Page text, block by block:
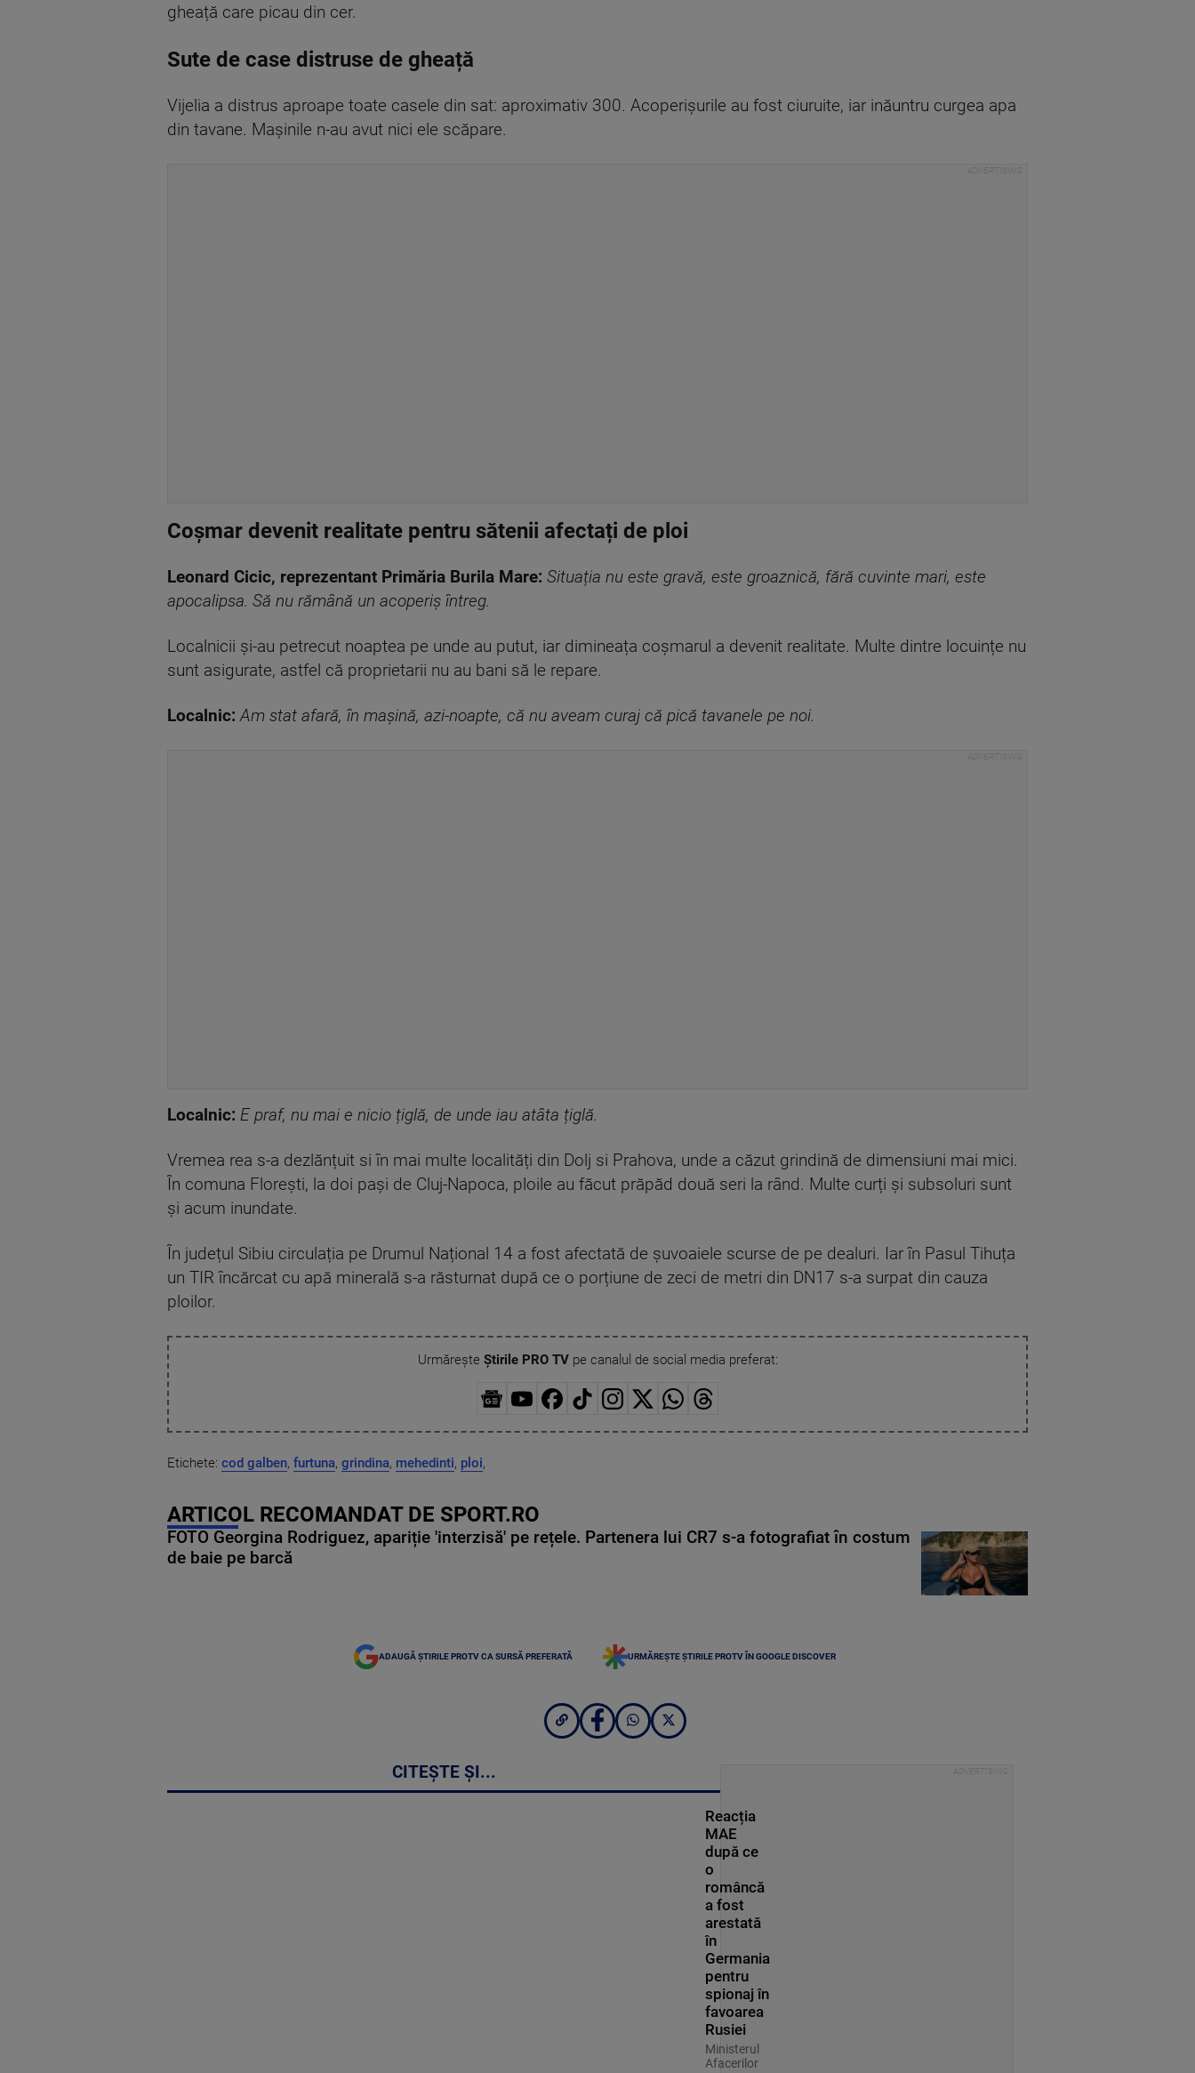
gheață care picau din cer.
Sute de case distruse de gheață
Vijelia a distrus aproape toate casele din sat: aproximativ 300. Acoperișurile au fost ciuruite, iar inăuntru curgea apa
din tavane. Mașinile n-au avut nici ele scăpare.
Coșmar devenit realitate pentru sătenii afectați de ploi
Leonard Cicic, reprezentant Primăria Burila Mare: Situația nu este gravă, este groaznică, fără cuvinte mari, este
apocalipsa. Să nu rămână un acoperiș întreg.
Localnicii și-au petrecut noaptea pe unde au putut, iar dimineața coșmarul a devenit realitate. Multe dintre locuințe nu
sunt asigurate, astfel că proprietarii nu au bani să le repare.
Localnic: Am stat afară, în mașină, azi-noapte, că nu aveam curaj că pică tavanele pe noi.
Localnic: E praf, nu mai e nicio țiglă, de unde iau atâta țiglă.
Vremea rea s-a dezlănțuit si în mai multe localități din Dolj si Prahova, unde a căzut grindină de dimensiuni mai mici.
În comuna Florești, la doi pași de Cluj-Napoca, ploile au făcut prăpăd două seri la rând. Multe curți și subsoluri sunt
și acum inundate.
În județul Sibiu circulația pe Drumul Național 14 a fost afectată de șuvoaiele scurse de pe dealuri. Iar în Pasul Tihuța
un TIR încărcat cu apă minerală s-a răsturnat după ce o porțiune de zeci de metri din DN17 s-a surpat din cauza
ploilor.
Urmărește Știrile PRO TVpe canalul de social media preferat:
Etichete: cod galben, furtuna, grindina, mehedinti, ploi,
ARTICOL RECOMANDAT DE SPORT.RO
FOTO Georgina Rodriguez, apariție 'interzisă' pe rețele. Partenera lui CR7 s-a fotografiat în costum
de baie pe barcă
ADAUGĂ ȘTIRILE PROTV CA SURSĂ PREFERATĂ URMĂREȘTE ȘTIRILE PROTV ÎN GOOGLE DISCOVER
CITEȘTE ȘI...
Reacția
MAE
după ce
o
româncă
a fost
arestată
în
Germania
pentru
spionaj în
favoarea
Rusiei
Ministerul
Afacerilor